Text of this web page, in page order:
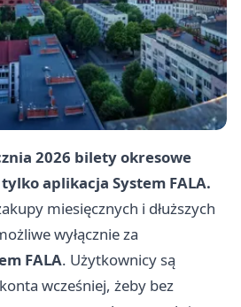
2026 bilety okresowe
aplikacja System FALA.
miesięcznych i dłuższych
wyłącznie za
FALA. Użytkownicy są
wcześniej, żeby bez